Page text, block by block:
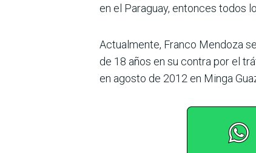
en el Paraguay, entonces todos
Actualmente, Franco Men­doza
de 18 años en su contra por el
en agosto de 2012 en Minga